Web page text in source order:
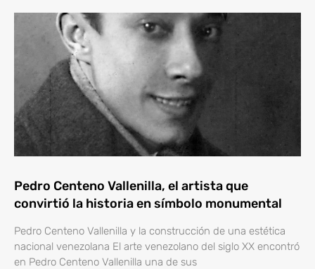
Pedro Centeno Vallenilla, el artista que
convirtió la historia en símbolo monumental
Pedro Centeno Vallenilla y la construcción de una estética
nacional venezolana El arte venezolano del siglo XX encontró
en Pedro Centeno Vallenilla una de sus